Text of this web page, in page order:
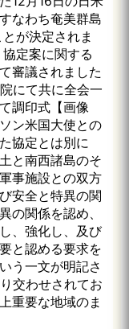
なわち奄美群島
が決定されま
定案に関する
審議されました
にて共に全会一
調印式【画像
ン米国大使との
協定とは別に
と南西諸島のそ
事施設との双方
安全と特異の関
の関係を認め、
、強化し、及び
と認める要求を
う一文が明記さ
交わせされてお
重要な地域のま